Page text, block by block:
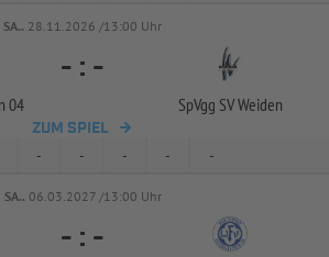
SA.. 28.11.2026 /13:00 Uhr
04
- : -
SpVgg SV Weiden
ZUM SPIEL
- - - - -
SA.. 06.03.2027 /13:00 Uhr
- : -